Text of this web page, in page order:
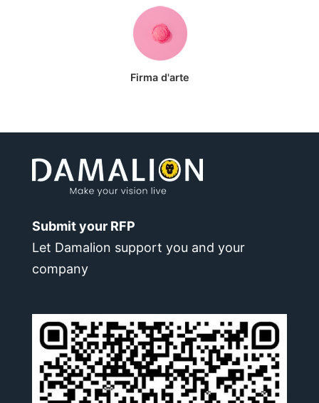
Firma d'arte
Submit your RFP
Let Damalion support you and your
company